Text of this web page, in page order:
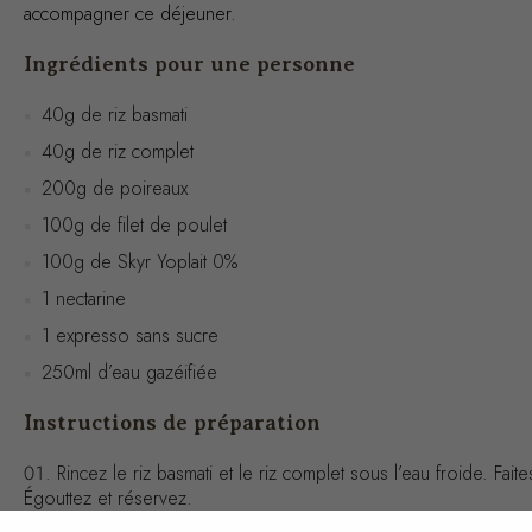
accompagner ce déjeuner.
Ingrédients pour une personne
40g de riz basmati
40g de riz complet
200g de poireaux
100g de filet de poulet
100g de Skyr Yoplait 0%
1 nectarine
1 expresso sans sucre
250ml d’eau gazéifiée
Instructions de préparation
Rincez le riz basmati et le riz complet sous l’eau froide.
Égouttez et réservez.